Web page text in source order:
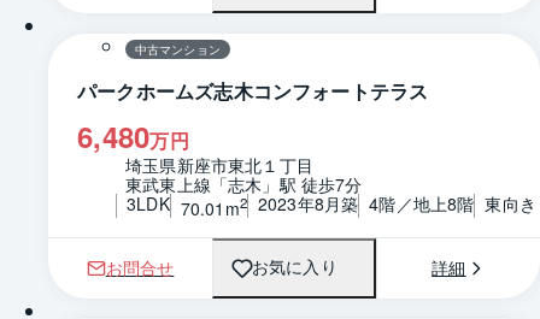
中古マンション
パークホームズ志木コンフォートテラス
6,480万円
埼玉県新座市東北１丁目
東武東上線「志木」駅 徒歩7分
3LDK 70.01m2 2023年8月築 4階／地上8階 東向き
お問合せ お気に入り 詳細
1 / 0 間取り